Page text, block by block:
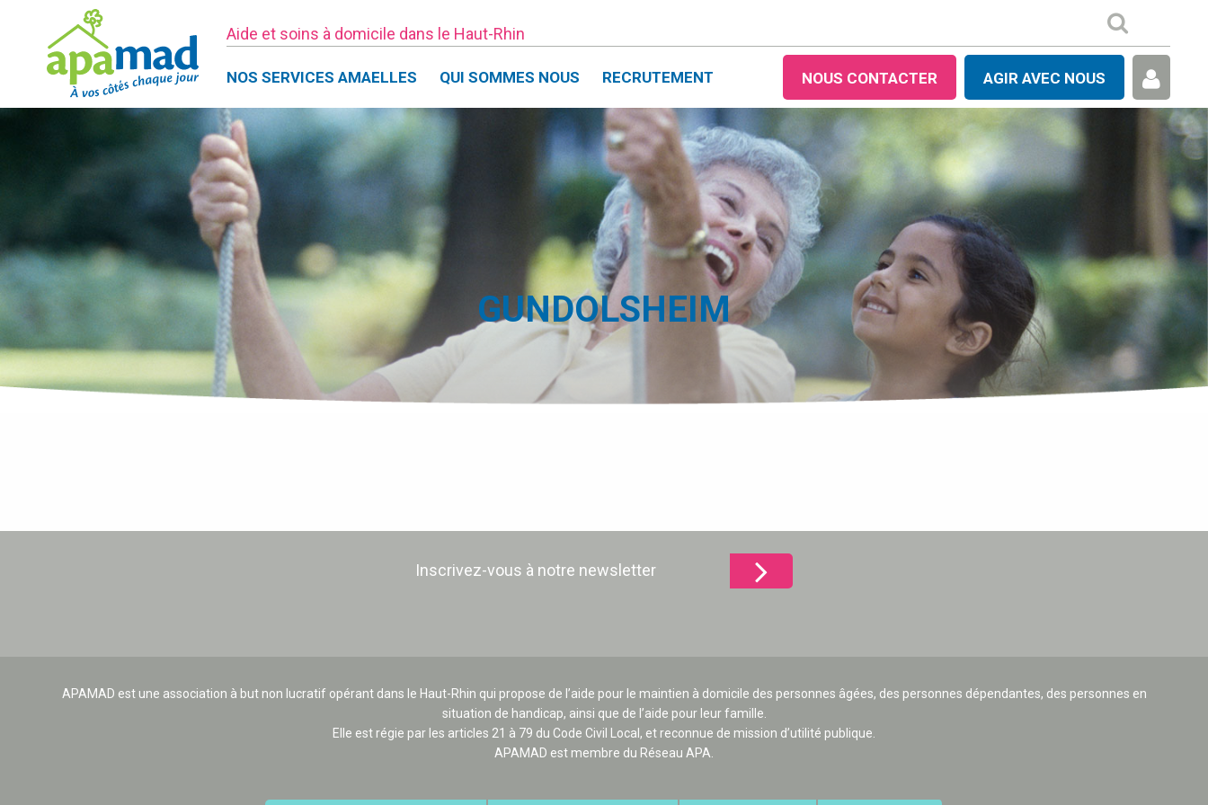
Aide et soins à domicile dans le Haut-Rhin
NOS SERVICES AMAELLES QUI SOMMES NOUS RECRUTEMENT NOUS CONTACTER AGIR AVEC NOUS
GUNDOLSHEIM
Inscrivez-vous à notre newsletter
APAMAD est une association à but non lucratif opérant dans le Haut-Rhin qui propose de l’aide pour le maintien à domicile des personnes âgées, des personnes dépendantes, des personnes en
situation de handicap, ainsi que de l’aide pour leur famille.
Elle est régie par les articles 21 à 79 du Code Civil Local, et reconnue de mission d’utilité publique.
APAMAD est membre du Réseau APA.